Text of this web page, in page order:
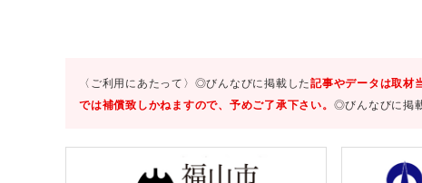
〈ご利用にあたって〉◎びんなびに掲載した記事やデータは取材
では補償致しかねますので、予めご了承下さい。 ◎びんなびに掲